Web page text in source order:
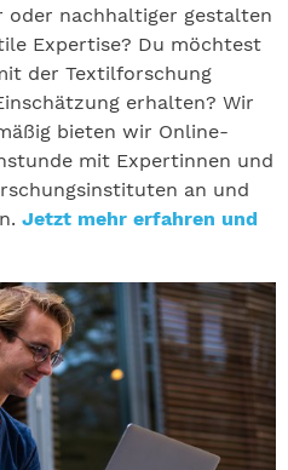
oder nachhaltiger gestalten
Expertise? Du möchtest
der Textilforschung
erhalten? Wir
bieten wir Online-
mit Expertinnen und
an und
Jetzt mehr erfahren und